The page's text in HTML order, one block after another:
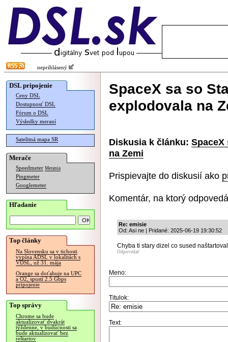
neprihlásený
DSL pripojenie
Ceny DSL
Dostupnosť DSL
Fórum o DSL
Výsledky meraní
Satelitná mapa SR
Merače
Speedmeter Merania
Pingmeter
Googlemeter
Hľadanie
Top články
Na Slovensku sa v tichosti
vypína ADSL v lokalitách s
VDSL, už 31. mája
Orange sa doťahuje na UPC
a O2, spustí 2.5 Gbps
pripojenie
Top správy
Chrome sa bude
aktualizovať dvakrát
týždenne, v budúcnosti sa
bude aktualizovať bez
reštartov
SpaceX sa so
explodovala na
Diskusia k článku:
na Zemi
Prispievajte do diskusií ako
Komentár, na ktorý
Re: emisie
Od: Asi ne | Pridané: 2025-06-19 19:30:52
Chyba ti stary dizel co sused
Odpovedať
Meno:
Titulok:
Text: